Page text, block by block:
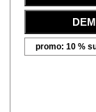
promo: 10 %